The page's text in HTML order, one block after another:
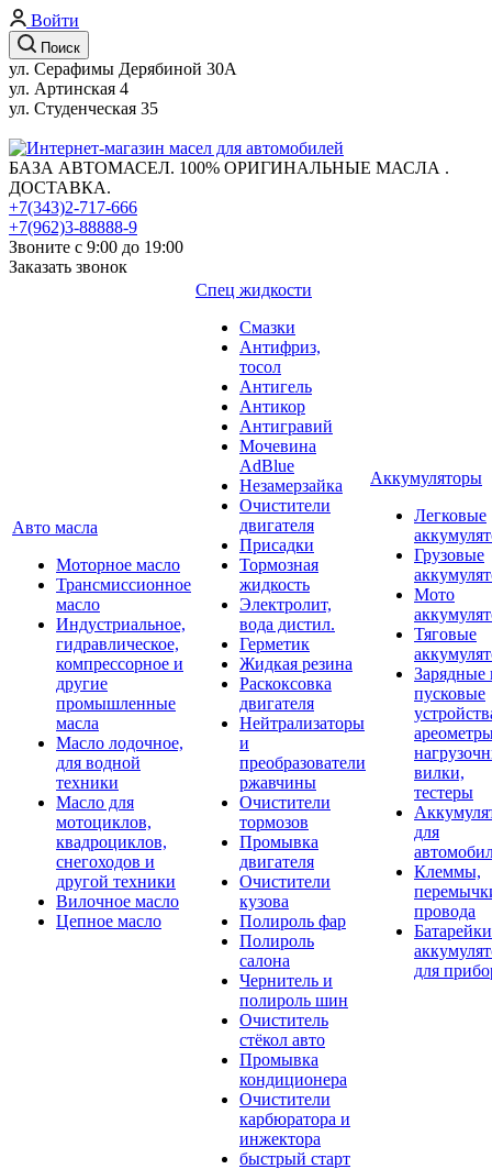
Войти
Поиск
ул. Серафимы Дерябиной 30А
ул. Артинская 4
ул. Студенческая 35
БАЗА АВТОМАСЕЛ. 100% ОРИГИНАЛЬНЫЕ МАСЛА .
ДОСТАВКА.
+7(343)2-717-666
+7(962)3-88888-9
Звоните с 9:00 до 19:00
Заказать звонок
Авто масла
Моторное масло
Трансмиссионное
масло
Индустриальное,
гидравлическое,
компрессорное и
другие
промышленные
масла
Масло лодочное,
для водной
техники
Масло для
мотоциклов,
квадроциклов,
снегоходов и
другой техники
Вилочное масло
Цепное масло
Спец жидкости
Смазки
Антифриз,
тосол
Антигель
Антикор
Антигравий
Мочевина
AdBlue
Незамерзайка
Очистители
двигателя
Присадки
Тормозная
жидкость
Электролит,
вода дистил.
Герметик
Жидкая резина
Раскоксовка
двигателя
Нейтрализаторы
и
преобразователи
ржавчины
Очистители
тормозов
Промывка
двигателя
Очистители
кузова
Полироль фар
Полироль
салона
Чернитель и
полироль шин
Очиститель
стёкол авто
Промывка
кондиционера
Очистители
карбюратора и
инжектора
быстрый старт
Аккумуляторы
Легковые
Грузовые
Мото
Тяговые
Зарядные
пусковые
вилки,
тестеры
для
Клеммы,
провода
для